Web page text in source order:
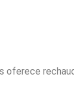
oferece